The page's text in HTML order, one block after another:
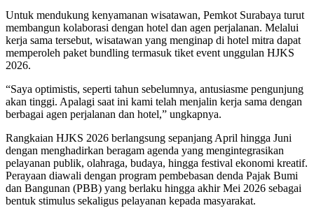
Untuk mendukung kenyamanan wisatawan, Pemkot Surabaya turut
membangun kolaborasi dengan hotel dan agen perjalanan. Melalui
kerja sama tersebut, wisatawan yang menginap di hotel mitra dapat
memperoleh paket bundling termasuk tiket event unggulan HJKS
2026.
“Saya optimistis, seperti tahun sebelumnya, antusiasme pengunjung
akan tinggi. Apalagi saat ini kami telah menjalin kerja sama dengan
berbagai agen perjalanan dan hotel,” ungkapnya.
Rangkaian HJKS 2026 berlangsung sepanjang April hingga Juni
dengan menghadirkan beragam agenda yang mengintegrasikan
pelayanan publik, olahraga, budaya, hingga festival ekonomi kreatif.
Perayaan diawali dengan program pembebasan denda Pajak Bumi
dan Bangunan (PBB) yang berlaku hingga akhir Mei 2026 sebagai
bentuk stimulus sekaligus pelayanan kepada masyarakat.